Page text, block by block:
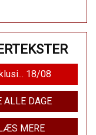
18/08
ALLE DAGE
LÆS MERE